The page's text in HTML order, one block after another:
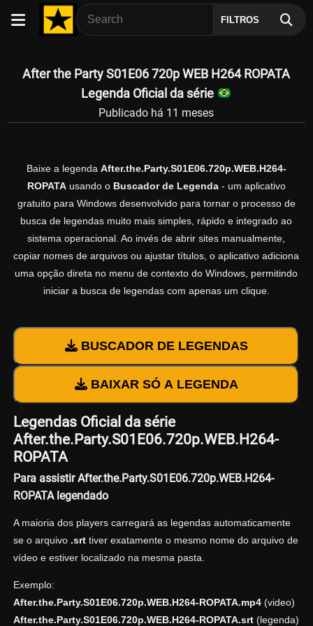
FILTROS
After the Party S01E06 720p WEB H264 ROPATA
Legenda Oficial da série
Publicado há 11 meses
Baixe a legenda After.the.Party.S01E06.720p.WEB.H264-
ROPATAusando o Buscador de Legenda- um aplicativo
gratuito para Windows desenvolvido para tornar o processo de
busca de legendas muito mais simples, rápido e integrado ao
sistema operacional. Ao invés de abrir sites manualmente,
copiar nomes de arquivos ou ajustar títulos, o aplicativo adiciona
uma opção direta no menu de contexto do Windows, permitindo
iniciar a busca de legendas com apenas um clique.
BUSCADOR DE LEGENDAS
BAIXAR SÓ A LEGENDA
Legendas Oficial da série
After.the.Party.S01E06.720p.WEB.H264-
ROPATA
Para assistir After.the.Party.S01E06.720p.WEB.H264-
ROPATA legendado
A maioria dos players carregará as legendas automaticamente
se o arquivo .srttiver exatamente o mesmo nome do arquivo de
vídeo e estiver localizado na mesma pasta.
Exemplo:
After.the.Party.S01E06.720p.WEB.H264-ROPATA.mp4(video)
After.the.Party.S01E06.720p.WEB.H264-ROPATA.srt(legenda)